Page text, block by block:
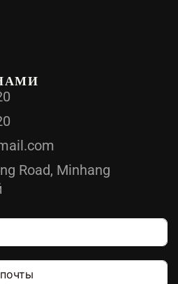
Road, Minhang